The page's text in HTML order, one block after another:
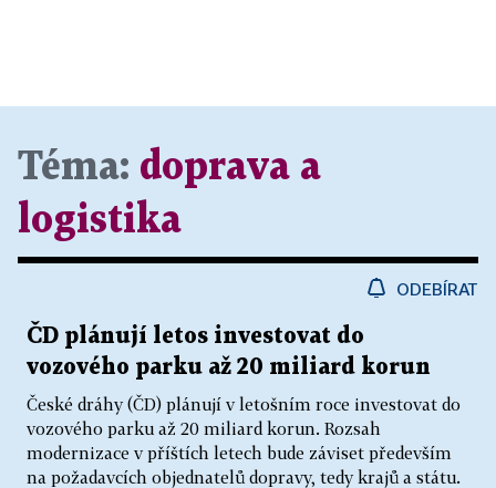
Téma: doprava a
logistika
ODEBÍRAT
ČD plánují letos investovat do
vozového parku až 20 miliard korun
České dráhy (ČD) plánují v letošním roce investovat do
vozového parku až 20 miliard korun. Rozsah
modernizace v příštích letech bude záviset především
na požadavcích objednatelů dopravy, tedy krajů a státu.